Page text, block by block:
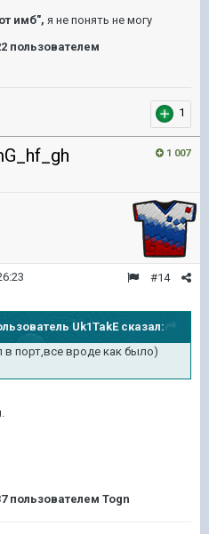
имб", я не понять не могу
пользователем
1
1 007
#14
Uk1TakE сказал:
порт,все вроде как было)
пользователем Togn